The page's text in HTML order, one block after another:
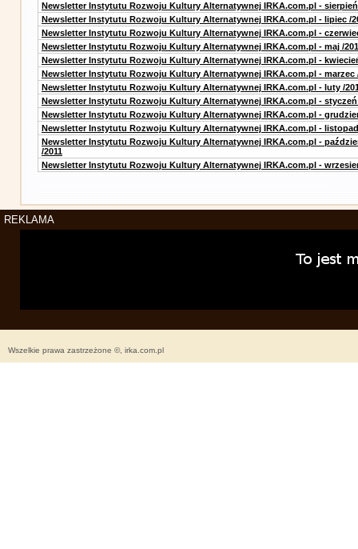
Newsletter Instytutu Rozwoju Kultury Alternatywnej IRKA.com.pl - sierpień
Newsletter Instytutu Rozwoju Kultury Alternatywnej IRKA.com.pl - lipiec /
Newsletter Instytutu Rozwoju Kultury Alternatywnej IRKA.com.pl -
Newsletter Instytutu Rozwoju Kultury Alternatywnej IRKA.com.pl - maj /
Newsletter Instytutu Rozwoju Kultury Alternatywnej IRKA.com.pl -
Newsletter Instytutu Rozwoju Kultury Alternatywnej IRKA.com.pl - marzec
Newsletter Instytutu Rozwoju Kultury Alternatywnej IRKA.com.pl - luty /
Newsletter Instytutu Rozwoju Kultury Alternatywnej IRKA.com.pl - styczeń
Newsletter Instytutu Rozwoju Kultury Alternatywnej IRKA.com.pl -
Newsletter Instytutu Rozwoju Kultury Alternatywnej IRKA.com.pl - listopad
Newsletter Instytutu Rozwoju Kultury Alternatywnej IRKA.com.pl -
/2011
Newsletter Instytutu Rozwoju Kultury Alternatywnej IRKA.com.pl -
REKLAMA
Wszelkie prawa zastrzeżone ©, irka.com.pl